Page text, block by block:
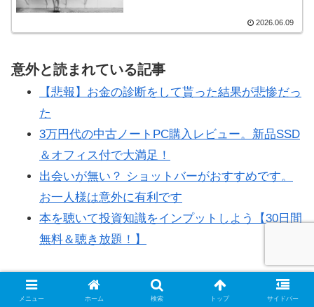
2026.06.09
意外と読まれている記事
【悲報】お金の診断をして貰った結果が悲惨だっ
た
3万円代の中古ノートPC購入レビュー。新品SSD
＆オフィス付で大満足！
出会いが無い？ ショットバーがおすすめです。
お一人様は意外に有利です
本を聴いて投資知識をインプットしよう【30日間
無料＆聴き放題！】
メニュー ホーム 検索 トップ サイドバー